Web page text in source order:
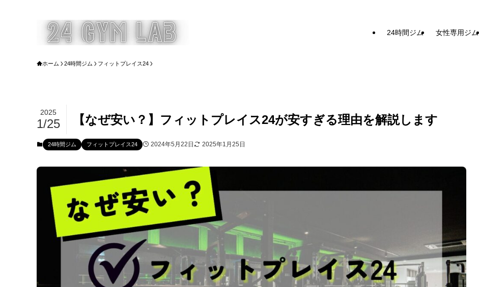
24時間ジム 女性専用ジム
ホーム 24時間ジム フィットプレイス24
【なぜ安い？】フィットプレイス24が安すぎる理由を解説します
2025
1/25
24時間ジム フィットプレイス24 2024年5月22日 2025年1月25日